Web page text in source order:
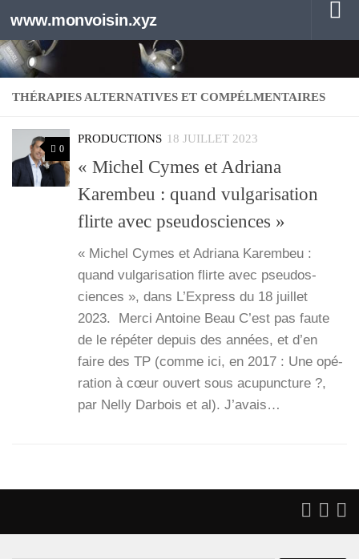
Au dessous du contenu
www.monvoisin.xyz
THÉRAPIES ALTERNATIVES ET COMPÉLMENTAIRES
0
PRODUCTIONS 18 JUILLET 2023
« Michel Cymes et Adriana
Karembeu : quand vulgarisation
flirte avec pseudosciences »
« Michel Cymes et Adria­na Karem­beu :
quand vul­ga­ri­sa­tion flirte avec pseu­dos­
ciences », dans L’Ex­press du 18 juillet
2023. Mer­ci Antoine Beau C’est pas faute
de le répé­ter depuis des années, et d’en
faire des TP (comme ici, en 2017 : Une opé­
ra­tion à cœur ouvert sous acu­punc­ture ?,
par Nel­ly Dar­bois et al). J’a­vais…